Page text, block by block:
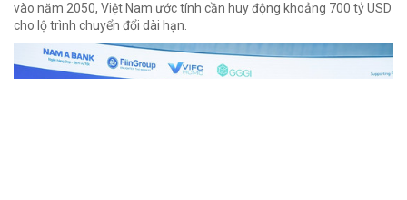
vào năm 2050, Việt Nam ước tính cần huy động khoảng 700 tỷ USD
cho lộ trình chuyển đổi dài hạn.